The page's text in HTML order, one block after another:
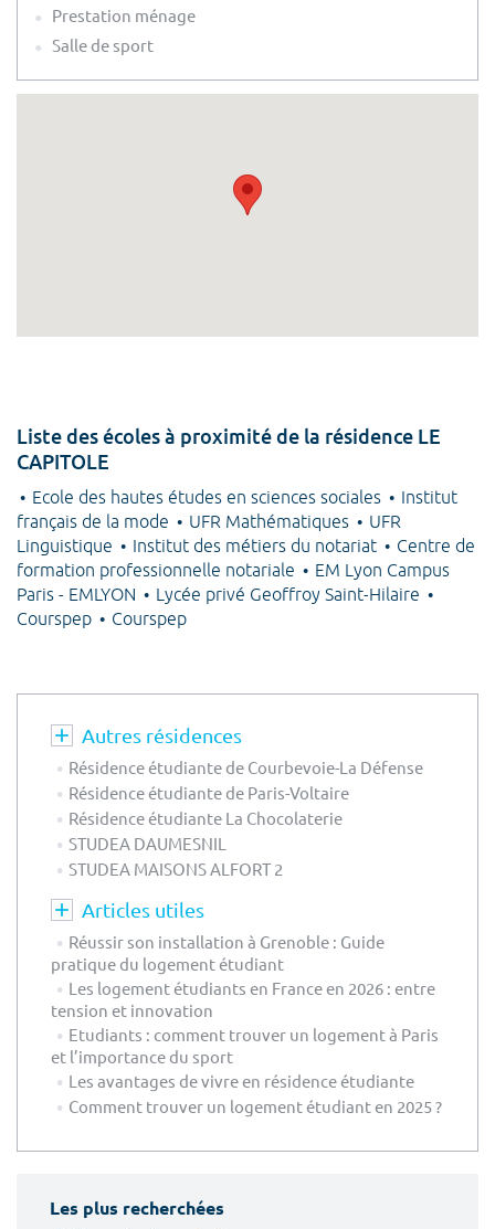
Prestation ménage
Salle de sport
Liste des écoles à proximité de la résidence LE
CAPITOLE
Ecole des hautes études en sciences sociales
Institut
français de la mode
UFR Mathématiques
UFR
Linguistique
Institut des métiers du notariat
Centre de
formation professionnelle notariale
EM Lyon Campus
Paris - EMLYON
Lycée privé Geoffroy Saint-Hilaire
Courspep
Courspep
Autres résidences
Résidence étudiante de Courbevoie-La Défense
Résidence étudiante de Paris-Voltaire
Résidence étudiante La Chocolaterie
STUDEA DAUMESNIL
STUDEA MAISONS ALFORT 2
Articles utiles
Réussir son installation à Grenoble : Guide
pratique du logement étudiant
Les logement étudiants en France en 2026 : entre
tension et innovation
Etudiants : comment trouver un logement à Paris
et l’importance du sport
Les avantages de vivre en résidence étudiante
Comment trouver un logement étudiant en 2025 ?
Les plus recherchées